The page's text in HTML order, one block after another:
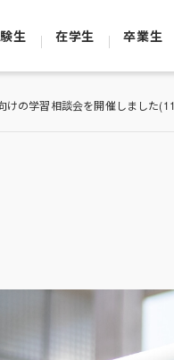
生 在学生 卒業生
けの学習相談会を開催しました